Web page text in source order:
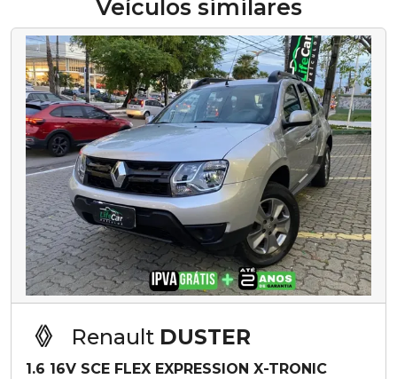
Veículos similares
Renault DUSTER
1.6 16V SCE FLEX EXPRESSION X-TRONIC